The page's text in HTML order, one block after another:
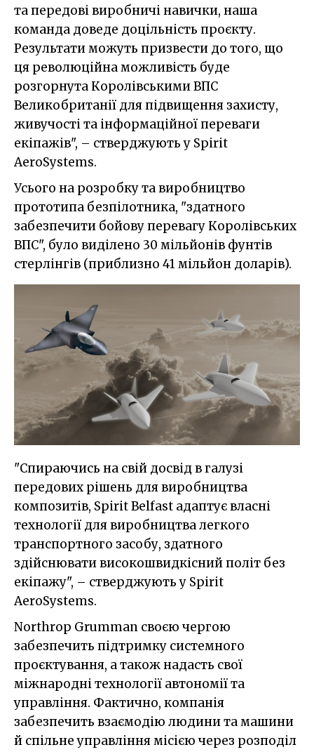
та передові виробничі навички, наша
команда доведе доцільність проєкту.
Результати можуть призвести до того, що
ця революційна можливість буде
розгорнута Королівськими ВПС
Великобританії для підвищення захисту,
живучості та інформаційної переваги
екіпажів", – стверджують у Spirit
AeroSystems.
Усього на розробку та виробництво
прототипа безпілотника, "здатного
забезпечити бойову перевагу Королівських
ВПС", було виділено 30 мільйонів фунтів
стерлінгів (приблизно 41 мільйон доларів).
"Спираючись на свій досвід в галузі
передових рішень для виробництва
композитів, Spirit Belfast адаптує власні
технології для виробництва легкого
транспортного засобу, здатного
здійснювати високошвидкісний політ без
екіпажу", – стверджують у Spirit
AeroSystems.
Northrop Grumman своєю чергою
забезпечить підтримку системного
проєктування, а також надасть свої
міжнародні технології автономії та
управління. Фактично, компанія
забезпечить взаємодію людини та машини
й спільне управління місією через розподіл